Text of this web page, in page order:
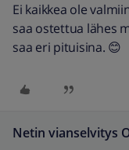
Ei kaikkea ole
saa ostettua lähes
saa eri pituisina. 😊
Netin vianselvitys